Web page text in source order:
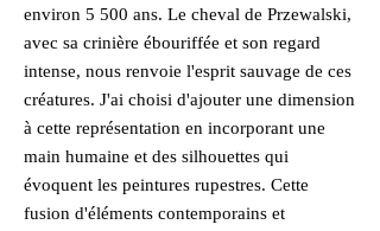
environ 5 500 ans. Le cheval de Przewalski,
avec sa crinière ébouriffée et son regard
intense, nous renvoie l'esprit sauvage de ces
créatures. J'ai choisi d'ajouter une dimension
à cette représentation en incorporant une
main humaine et des silhouettes qui
évoquent les peintures rupestres. Cette
fusion d'éléments contemporains et